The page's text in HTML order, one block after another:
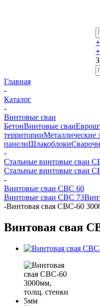
Главная
-
Каталог
-
Винтовые сваи
БетонВинтовые сваи
территорииМеталлические
панелиШлакоблоки
-
Стальные винтовые сваи
Стальные винтовые сваи
-
Винтовые сваи СВС 60
Винтовые сваи СВС 73
-Винтовая свая СВС-60
Винтовая свая